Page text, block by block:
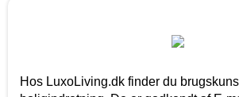
Hos LuxoLiving.dk finder du